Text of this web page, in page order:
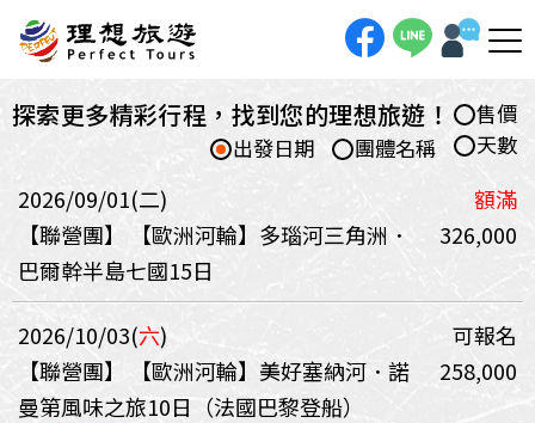
探索更多精彩行程，找到您的理想旅遊！
售價
天數
團體名稱
出發日期
2026/09/01(二)
額滿
【聯營團】
【歐洲河輪】多瑙河三角洲．
巴爾幹半島七國15日
326,000
2026/10/03(六)
可報名
【聯營團】
【歐洲河輪】美好塞納河．諾
曼第風味之旅10日（法國巴黎登船）
258,000